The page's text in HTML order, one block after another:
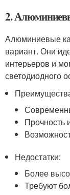
2.
Алюминиевые
вариант. Они
интерьеров и
светодиодного
Прочность
Недостатки:
Более
Требуют